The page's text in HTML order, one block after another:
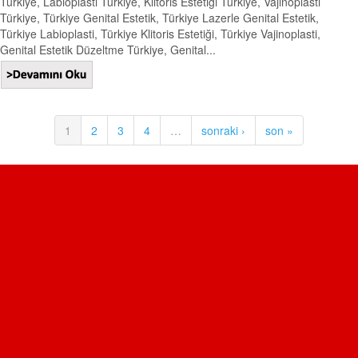
Türkiye, Türkiye Genital Estetik, Türkiye Lazerle Genital Estetik,
Türkiye Labioplasti, Türkiye Klitoris Estetiği, Türkiye Vajinoplasti,
Genital Estetik Düzeltme Türkiye, Genital...
1 2 3 4 … sonraki › son »